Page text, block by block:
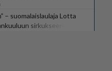
– suomalaislaulaja Lotta
sirkukseen